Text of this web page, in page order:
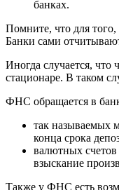
банках.
Помните, что для
Банки сами
Иногда случается,
стационаре. В таком
ФНС обращается в
так называемых
конца срока
валютных
взыскание
Также у ФНС есть